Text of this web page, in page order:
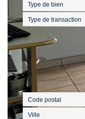
Type de bien
Type de transaction
Localisation
Code postal
Ville